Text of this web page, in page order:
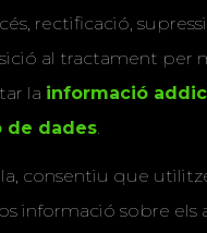
rectificació,
al tractament per
la informació
de dades.
consentiu que
informació sobre els